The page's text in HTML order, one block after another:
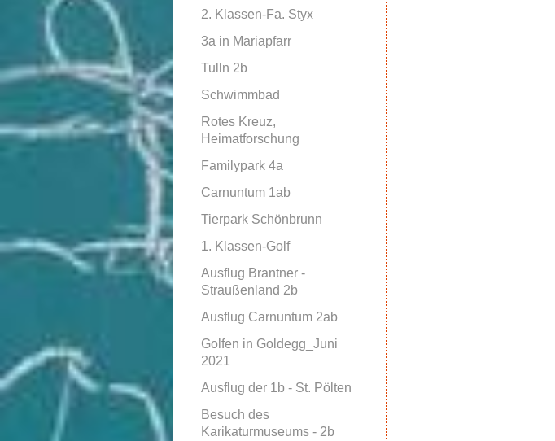
2. Klassen-Fa. Styx
3a in Mariapfarr
Tulln 2b
Schwimmbad
Rotes Kreuz,
Heimatforschung
Familypark 4a
Carnuntum 1ab
Tierpark Schönbrunn
1. Klassen-Golf
Ausflug Brantner -
Straußenland 2b
Ausflug Carnuntum 2ab
Golfen in Goldegg_Juni
2021
Ausflug der 1b - St. Pölten
Besuch des
Karikaturmuseums - 2b